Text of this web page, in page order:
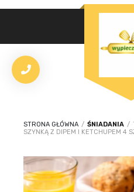
STRONA GŁÓWNA / ŚNIADANIA /
SZYNKĄ Z DIPEM I KETCHUPEM 4